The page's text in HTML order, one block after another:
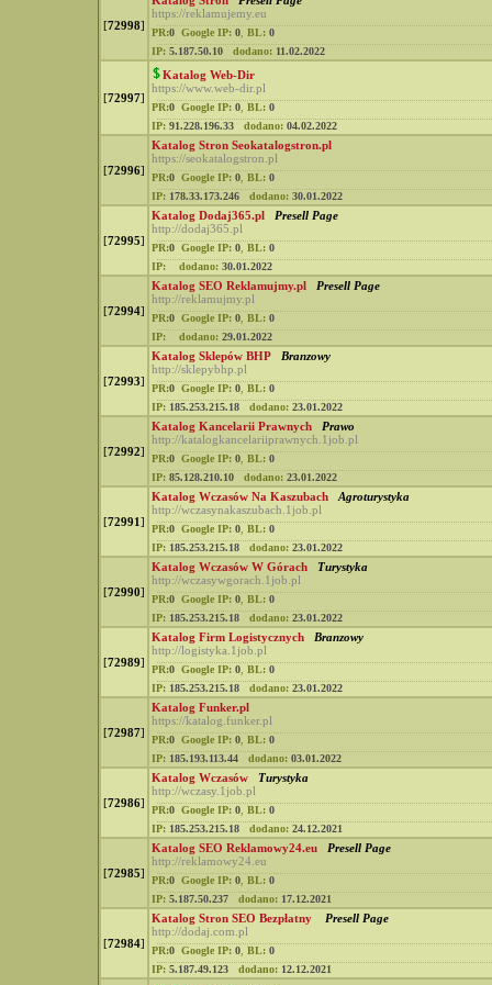
[72998]
https://reklamujemy.eu
PR:0 Google IP: 0 BL: 0
IP: 5.187.50.10 dodano: 11.02.2022
[72997]
Katalog Web-Dir
https://www.web-dir.pl
PR:0 Google IP: 0 BL: 0
IP: 91.228.196.33 dodano: 04.02.2022
[72996]
Katalog Stron Seokatalogstron.pl
https://seokatalogstron.pl
PR:0 Google IP: 0 BL: 0
IP: 178.33.173.246 dodano: 30.01.2022
[72995]
Katalog Dodaj365.pl
Presell Page
http://dodaj365.pl
PR:0 Google IP: 0 BL: 0
IP:
dodano: 30.01.2022
[72994]
Katalog SEO Reklamujmy.pl
Presell Page
http://reklamujmy.pl
PR:0 Google IP: 0 BL: 0
IP:
dodano: 29.01.2022
[72993]
Katalog Sklepów BHP
Branzowy
http://sklepybhp.pl
PR:0 Google IP: 0 BL: 0
IP: 185.253.215.18 dodano: 23.01.2022
[72992]
Katalog Kancelarii Prawnych
Prawo
http://katalogkancelariiprawnych.1job.pl
PR:0 Google IP: 0 BL: 0
IP: 85.128.210.10 dodano: 23.01.2022
[72991]
Katalog Wczasów Na Kaszubach
Agroturystyka
http://wczasynakaszubach.1job.pl
PR:0 Google IP: 0 BL: 0
IP: 185.253.215.18 dodano: 23.01.2022
[72990]
Katalog Wczasów W Górach
Turystyka
http://wczasywgorach.1job.pl
PR:0 Google IP: 0 BL: 0
IP: 185.253.215.18 dodano: 23.01.2022
[72989]
Katalog Firm Logistycznych
Branzowy
http://logistyka.1job.pl
PR:0 Google IP: 0 BL: 0
IP: 185.253.215.18 dodano: 23.01.2022
[72987]
Katalog Funker.pl
https://katalog.funker.pl
PR:0 Google IP: 0 BL: 0
IP: 185.193.113.44 dodano: 03.01.2022
[72986]
Katalog Wczasów
Turystyka
http://wczasy.1job.pl
PR:0 Google IP: 0 BL: 0
IP: 185.253.215.18 dodano: 24.12.2021
[72985]
Katalog SEO Reklamowy24.eu
Presell Page
http://reklamowy24.eu
PR:0 Google IP: 0 BL: 0
IP: 5.187.50.237 dodano: 17.12.2021
[72984]
Katalog Stron SEO Bezpłatny
Presell Page
http://dodaj.com.pl
PR:0 Google IP: 0 BL: 0
IP: 5.187.49.123 dodano: 12.12.2021